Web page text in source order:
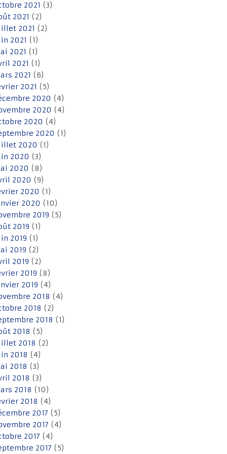
2021 (3)
2021 (2)
2021 (2)
2021 (1)
2021 (1)
2021 (1)
2021 (6)
2021 (5)
2020 (4)
2020 (4)
2020 (4)
2020 (1)
2020 (1)
2020 (3)
2020 (8)
2020 (9)
2020 (1)
2020 (10)
2019 (5)
2019 (1)
2019 (1)
2019 (2)
2019 (2)
2019 (8)
2019 (4)
2018 (4)
2018 (2)
2018 (1)
2018 (5)
2018 (2)
2018 (4)
2018 (3)
2018 (3)
2018 (10)
2018 (4)
2017 (5)
2017 (4)
2017 (4)
2017 (5)